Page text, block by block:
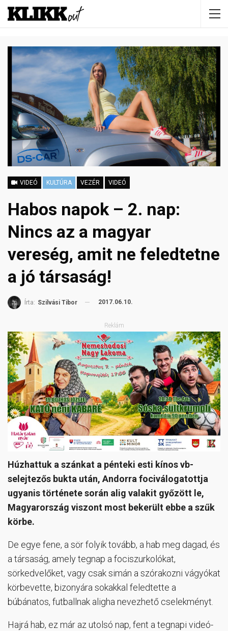
VIDEÓ KULTÚRA VEZÉR VIDEÓ
Habos napok – 2. nap:
Nincs az a magyar
vereség, amit ne feledtetne
a jó társaság!
Írta: Szilvási Tibor 2017.06.10.
Reklám
Húzhattuk a szánkat a pénteki esti kínos vb-
selejtezős bukta után, Andorra fociválogatottja
ugyanis története során alig valakit győzött le,
Magyarország viszont most bekerült ebbe a szűk
körbe.
De egye fene, a sör folyik tovább, a hab meg dagad, és
a társaság, amely tegnap a fociszurkolókat,
sörkedvelőket, vagy csak simán a szórakozni vágyókat
körbevette, bizonyára sokakkal feledtette a
búbánatos, futballnak aligha nevezhető cselekményt.
Hajrá hab, ez már az utolsó nap, fent a tegnapi videó-